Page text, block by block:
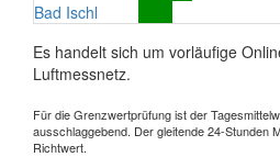
Bad Ischl
Es handelt sich um vorläufige
Luftmessnetz.
Für die Grenzwertprüfung ist der
ausschlaggebend. Der gleitende 24-Stunden
Richtwert.